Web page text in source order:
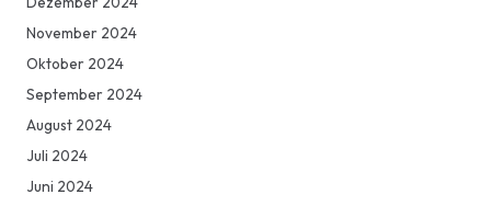
November 2024
Oktober 2024
September 2024
August 2024
Juli 2024
Juni 2024